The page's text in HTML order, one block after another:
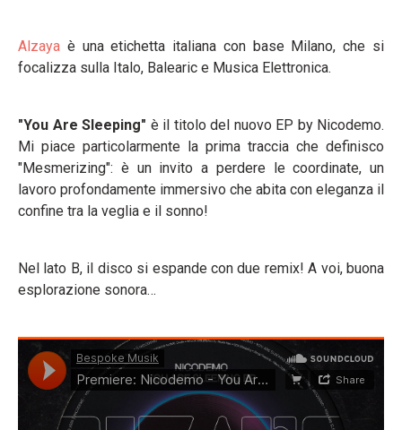
Alzaya è una etichetta italiana con base Milano, che si
focalizza sulla Italo, Balearic e Musica Elettronica.
"You Are Sleeping" è il titolo del nuovo EP by Nicodemo.
Mi piace particolarmente la prima traccia che definisco
"Mesmerizing": è un invito a perdere le coordinate, un
lavoro profondamente immersivo che abita con eleganza il
confine tra la veglia e il sonno!
Nel lato B, il disco si espande con due remix! A voi, buona
esplorazione sonora…